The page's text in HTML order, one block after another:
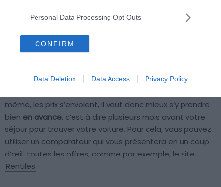
Personal Data Processing Opt Outs
CONFIRM
Data Deletion Data Access Privacy Policy
La Guadeloupe voit une grande affluence de touristes à
lors de l’hiver en métropole et il y a donc une très forte
même, les prix s’envolent, il vaut donc mieux s’y prendre
bien en avance, c’est à dire plusieurs mois avant votre
séjour pour trouver votre voiture. Pour cela, vous pouvez
utiliser un comparateur qui vous présentera en un coup
d’œil toutes les offres, comme par exemple, le site
Rentiles.